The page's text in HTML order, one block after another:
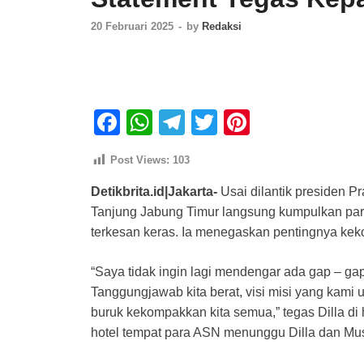
20 Februari 2025 - by Redaksi
F
a
e
b
o
k
W
s
A
p
T
el
gr
a
T
er e
st
Post Views: 103
Detikbrita.id|Jakarta- Usai dilantik presiden
Tanjung Jabung Timur langsung kumpulkan
terkesan keras. Ia menegaskan pentingnya
“Saya tidak ingin lagi mendengar ada gap –
Tanggungjawab kita berat, visi misi yang kami
buruk kekompakkan kita semua,” tegas Dilla
hotel tempat para ASN menunggu Dilla dan